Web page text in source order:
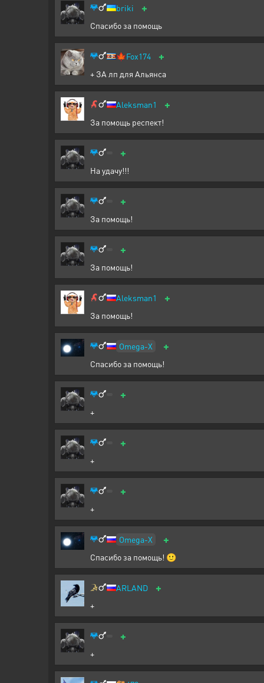
briki +
Спасибо за помощь
🍁Fox174 +
+ ЗА лп для Альянса
Aleksman1 +
За помощь респект!
+
На удачу!!!
+
За помощь!
+
За помощь!
Aleksman1 +
За помощь!
Omega-X +
Спасибо за помощь!
+
+
+
+
+
+
Omega-X +
Спасибо за помощь! 🙂
ARLAND +
+
+
+